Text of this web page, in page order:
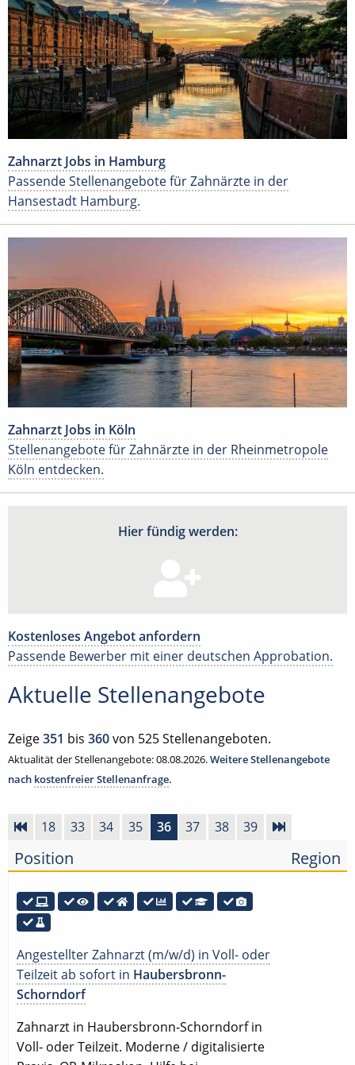
Zahnarzt Jobs in Hamburg
Passende Stellenangebote für Zahnärzte in der
Hansestadt Hamburg.
Zahnarzt Jobs in Köln
Stellenangebote für Zahnärzte in der Rheinmetropole
Köln entdecken.
Hier fündig werden:
Kostenloses Angebot anfordern
Passende Bewerber mit einer deutschen Approbation.
Aktuelle Stellenangebote
Zeige351 bis 360von 525 Stellenangeboten.
Aktualität der Stellenangebote: 08.08.2026.Weitere Stellenangebote
nach kostenfreier Stellenanfrage.
18 33 34 35 36 37 38 39
Position Region
Angestellter Zahnarzt (m/w/d) in Voll- oder
Teilzeit ab sofort in Haubersbronn-
Schorndorf
Zahnarzt in Haubersbronn-Schorndorf in
Voll- oder Teilzeit. Moderne / digitalisierte